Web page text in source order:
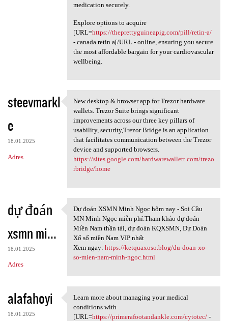
medication securely.
Explore options to acquire
[URL=https://theprettyguineapig.com/pill/retin-a/
- canada retin a[/URL - online, ensuring you secure
the most affordable bargain for your cardiovascular
wellbeing.
steevmarkl
e
18.01.2025
Adres
New desktop & browser app for
New desktop & browser app for Trezor hardware
wallets. Trezor Suite brings significant
improvements across our three key pillars of
usability, security,Trezor Bridge is an application
that facilitates communication between the Trezor
device and supported browsers.
https://sites.google.com/hardwarewallett.com/trezo
rbridge/home
dự đoán
xsmn mi...
18.01.2025
Adres
Dự đoán XSMN Minh Ngọc hôm
Dự đoán XSMN Minh Ngọc hôm nay - Soi Cầu
MN Minh Ngọc miễn phí.Tham khảo dự đoán
Miền Nam thần tài, dự đoán KQXSMN, Dự Doán
Xổ số miền Nam VIP nhất
Xem ngay: https://ketquaxoso.blog/du-doan-xo-
so-mien-nam-minh-ngoc.html
alafahoyi
18.01.2025
Learn more about managing
Learn more about managing your medical
conditions with
[URL=https://primerafootandankle.com/cytotec/-